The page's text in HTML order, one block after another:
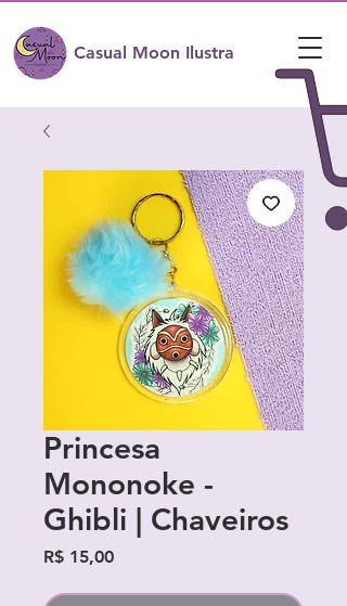
Casual Moon Ilustra
Princesa
Mononoke -
Ghibli | Chaveiros
R$ 15,00Preço